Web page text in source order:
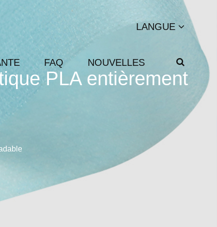
LANGUE
FAQ
NOUVELLES
PLA entièrement